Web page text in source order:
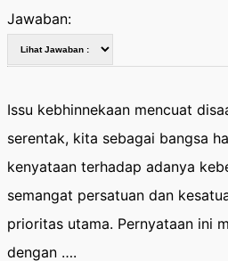
Jawaban:
Issu kebhinnekaan mencuat
serentak, kita sebagai bangsa
kenyataan terhadap adanya
semangat persatuan dan
prioritas utama. Pernyataan ini
dengan ….